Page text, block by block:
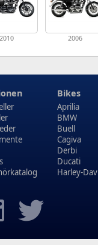
2010 2006
Bikes
Aprilia
BMW
Buell
Cagiva
Derbi
Ducati
Harley-